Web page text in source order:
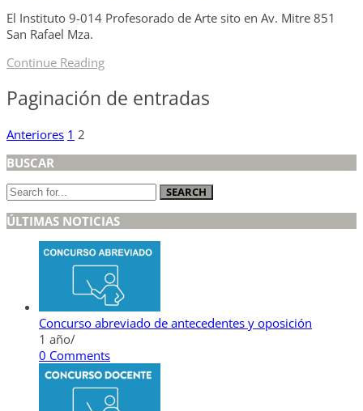
El Instituto 9-014 Profesorado de Arte sito en Av. Mitre 851
San Rafael Mza.
Continue Reading
Paginación de entradas
Anteriores 1 2
BUSCAR
SEARCH
ÚLTIMAS NOTICIAS
Concurso abreviado de antecedentes y oposición
1 año/
0 Comments